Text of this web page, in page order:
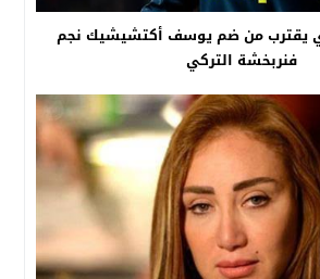
يقترب من ضم يوسف أكتشيشيك نجم
فنربخشة التركي